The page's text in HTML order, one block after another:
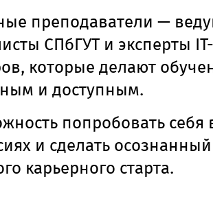
преподаватели —
СПбГУТ и эксперты
которые делают
и доступным.
попробовать себя
и сделать
карьерного старта.